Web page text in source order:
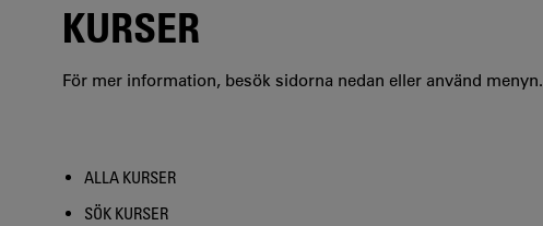
KURSER
För mer information, besök sidorna nedan eller använd menyn.
ALLA KURSER
SÖK KURSER